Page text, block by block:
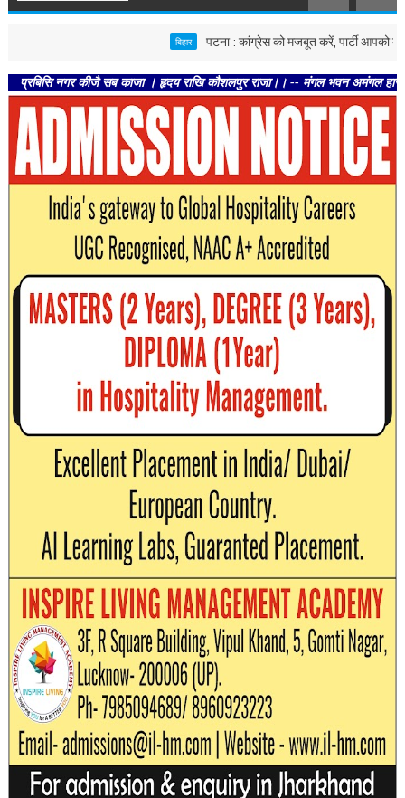
पटना : कांग्रेस को मजबूत करें, पार्टी आपको मजबूत
नगर कीजै सब काजा । हृदय राखि कौशलपुर राजा।। -- मंगल भवन अमंगल हारी। द्रवहु